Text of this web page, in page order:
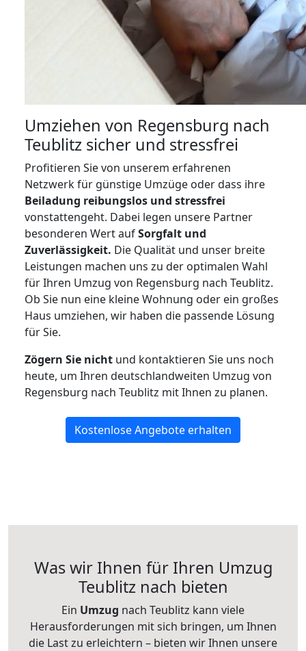
Umziehen von Regensburg nach
Teublitz sicher und stressfrei
Profitieren Sie von unserem erfahrenen
Netzwerk für günstige Umzüge oder dass ihre
Beiladung reibungslos und stressfrei
vonstattengeht. Dabei legen unsere Partner
besonderen Wert aufSorgfalt und
Zuverlässigkeit. Die Qualität und unser breite
Leistungen machen uns zu der optimalen Wahl
für Ihren Umzug von Regensburg nach Teublitz.
Ob Sie nun eine kleine Wohnung oder ein großes
Haus umziehen, wir haben die passende Lösung
für Sie.
Zögern Sie nicht und kontaktieren Sie uns noch
heute, um Ihren deutschlandweiten Umzug von
Regensburg nach Teublitz mit Ihnen zu planen.
Kostenlose Angebote erhalten
Was wir Ihnen für Ihren Umzug
Teublitz nach bieten
Ein Umzug nach Teublitz kann viele
Herausforderungen mit sich bringen, um Ihnen
die Last zu erleichtern – bieten wir Ihnen unsere